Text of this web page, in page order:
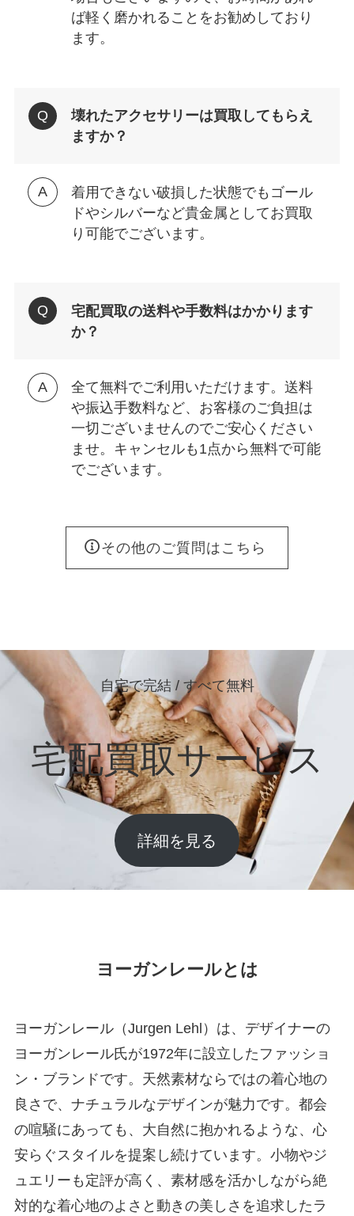
ば軽く磨かれることをお勧めしており
ます。
壊れたアクセサリーは買取してもらえ
ますか？
着用できない破損した状態でもゴール
ドやシルバーなど貴金属としてお買取
り可能でございます。
宅配買取の送料や手数料はかかります
か？
全て無料でご利用いただけます。送料
や振込手数料など、お客様のご負担は
一切ございませんのでご安心ください
ませ。キャンセルも1点から無料で可能
でございます。
その他のご質問はこちら
自宅で完結 / すべて無料
宅配買取サービス
詳細を見る
ヨーガンレールとは
ヨーガンレール（Jurgen Lehl）は、デザイナーの
ヨーガンレール氏が1972年に設立したファッショ
ン・ブランドです。天然素材ならではの着心地の
良さで、ナチュラルなデザインが魅力です。都会
の喧騒にあっても、大自然に抱かれるような、心
安らぐスタイルを提案し続けています。小物やジ
ュエリーも定評が高く、素材感を活かしながら絶
対的な着心地のよさと動きの美しさを追求したラ